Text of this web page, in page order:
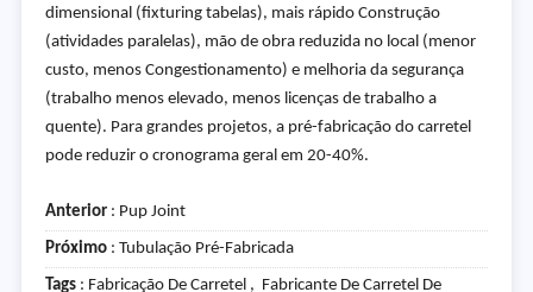
dimensional (fixturing tabelas), mais rápido Construção
(atividades paralelas), mão de obra reduzida no local (menor
custo, menos Congestionamento) e melhoria da segurança
(trabalho menos elevado, menos licenças de trabalho a
quente). Para grandes projetos, a pré-fabricação do carretel
pode reduzir o cronograma geral em 20-40%.
Anterior: Pup Joint
Próximo: Tubulação Pré-Fabricada
Tags: Fabricação De Carretel , Fabricante De Carretel De